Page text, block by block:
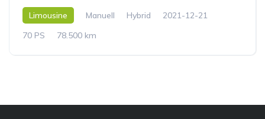
Limousine Manuell Hybrid
2021-12-21
70 PS
78.500 km